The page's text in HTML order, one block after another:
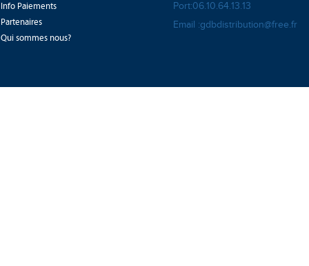
Info Paiements
Partenaires
Qui sommes nous?
Port:06.10.64.13.13
Email :gdbdistribution@free.fr